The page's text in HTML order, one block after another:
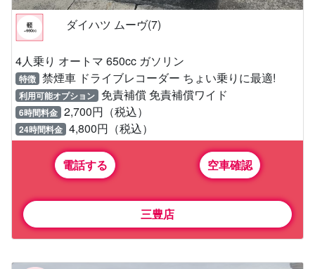
ダイハツ ムーヴ(7)
4人乗り オートマ 650cc ガソリン
特徴 禁煙車 ドライブレコーダー ちょい乗りに最適!
利用可能オプション 免責補償 免責補償ワイド
6時間料金 2,700円（税込）
24時間料金 4,800円（税込）
電話する 空車確認
三豊店